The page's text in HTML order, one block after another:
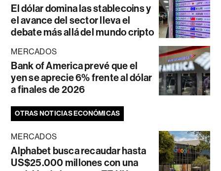
El dólar domina las stablecoins y
el avance del sector lleva el
debate más allá del mundo cripto
MERCADOS
Bank of America prevé que el
yen se aprecie 6% frente al dólar
a finales de 2026
OTRAS NOTICIAS ECONÓMICAS
MERCADOS
Alphabet busca recaudar hasta
US$25.000 millones con una